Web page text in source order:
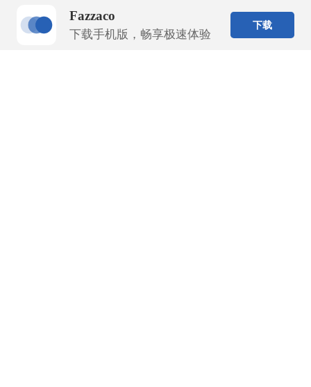
Fazzaco
下载手机版，畅享极速体验
下载